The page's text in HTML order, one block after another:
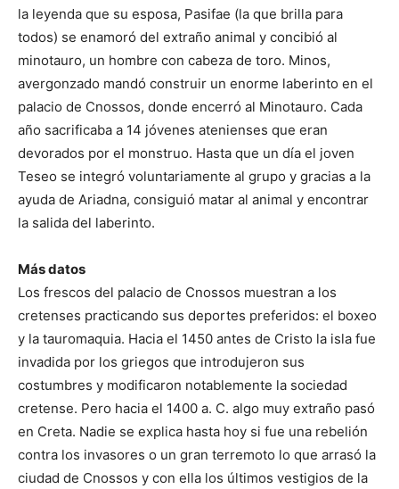
la leyenda que su esposa, Pasifae (la que brilla para
todos) se enamoró del extraño animal y concibió al
minotauro, un hombre con cabeza de toro. Minos,
avergonzado mandó construir un enorme laberinto en el
palacio de Cnossos, donde encerró al Minotauro. Cada
año sacrificaba a 14 jóvenes atenienses que eran
devorados por el monstruo. Hasta que un día el joven
Teseo se integró voluntariamente al grupo y gracias a la
ayuda de Ariadna, consiguió matar al animal y encontrar
la salida del laberinto.
Más datos
Los frescos del palacio de Cnossos muestran a los
cretenses practicando sus deportes preferidos: el boxeo
y la tauromaquia. Hacia el 1450 antes de Cristo la isla fue
invadida por los griegos que introdujeron sus
costumbres y modificaron notablemente la sociedad
cretense. Pero hacia el 1400 a. C. algo muy extraño pasó
en Creta. Nadie se explica hasta hoy si fue una rebelión
contra los invasores o un gran terremoto lo que arrasó la
ciudad de Cnossos y con ella los últimos vestigios de la